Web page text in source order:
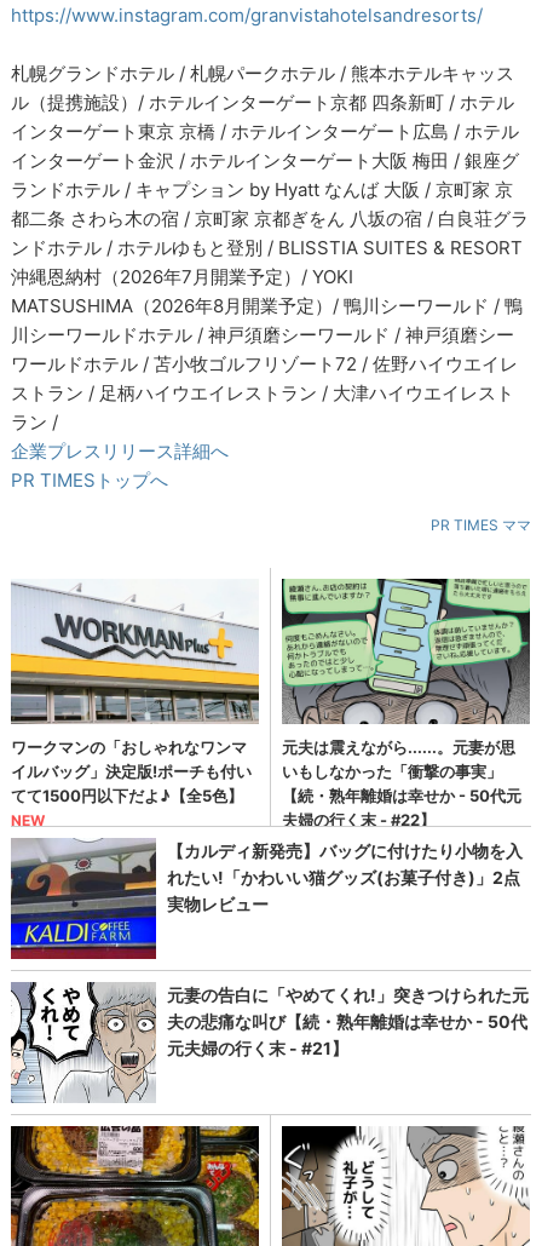
https://www.instagram.com/granvistahotelsandresorts/
札幌グランドホテル / 札幌パークホテル / 熊本ホテルキャッス
ル（提携施設）/ ホテルインターゲート京都 四条新町 / ホテル
インターゲート東京 京橋 / ホテルインターゲート広島 / ホテル
インターゲート金沢 / ホテルインターゲート大阪 梅田 / 銀座グ
ランドホテル / キャプション by Hyatt なんば 大阪 / 京町家 京
都二条 さわら木の宿 / 京町家 京都ぎをん 八坂の宿 / 白良荘グラ
ンドホテル / ホテルゆもと登別 / BLISSTIA SUITES & RESORT
沖縄恩納村（2026年7月開業予定）/ YOKI
MATSUSHIMA（2026年8月開業予定）/ 鴨川シーワールド / 鴨
川シーワールドホテル / 神戸須磨シーワールド / 神戸須磨シー
ワールドホテル / 苫小牧ゴルフリゾート72 / 佐野ハイウエイレ
ストラン / 足柄ハイウエイレストラン / 大津ハイウエイレスト
ラン /
企業プレスリリース詳細へ
PR TIMESトップへ
PR TIMES ママ